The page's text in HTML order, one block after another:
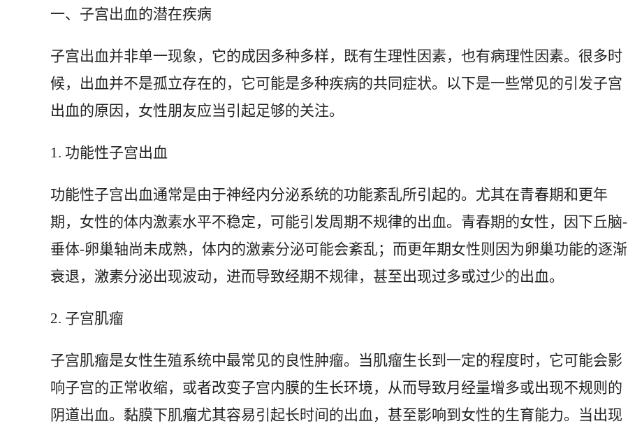
一、子宫出血的潜在疾病
子宫出血并非单一现象，它的成因多种多样，既有生理性因素，也有病理性因素。很多时
候，出血并不是孤立存在的，它可能是多种疾病的共同症状。以下是一些常见的引发子宫
出血的原因，女性朋友应当引起足够的关注。
1. 功能性子宫出血
功能性子宫出血通常是由于神经内分泌系统的功能紊乱所引起的。尤其在青春期和更年
期，女性的体内激素水平不稳定，可能引发周期不规律的出血。青春期的女性，因下丘脑-
垂体-卵巢轴尚未成熟，体内的激素分泌可能会紊乱；而更年期女性则因为卵巢功能的逐渐
衰退，激素分泌出现波动，进而导致经期不规律，甚至出现过多或过少的出血。
2. 子宫肌瘤
子宫肌瘤是女性生殖系统中最常见的良性肿瘤。当肌瘤生长到一定的程度时，它可能会影
响子宫的正常收缩，或者改变子宫内膜的生长环境，从而导致月经量增多或出现不规则的
阴道出血。黏膜下肌瘤尤其容易引起长时间的出血，甚至影响到女性的生育能力。当出现